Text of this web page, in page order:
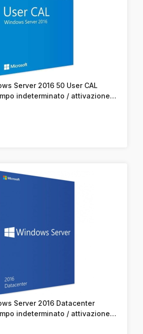
Server 2016 50 User CAL
indeterminato / attivazione
Server 2016 Datacenter
indeterminato / attivazione